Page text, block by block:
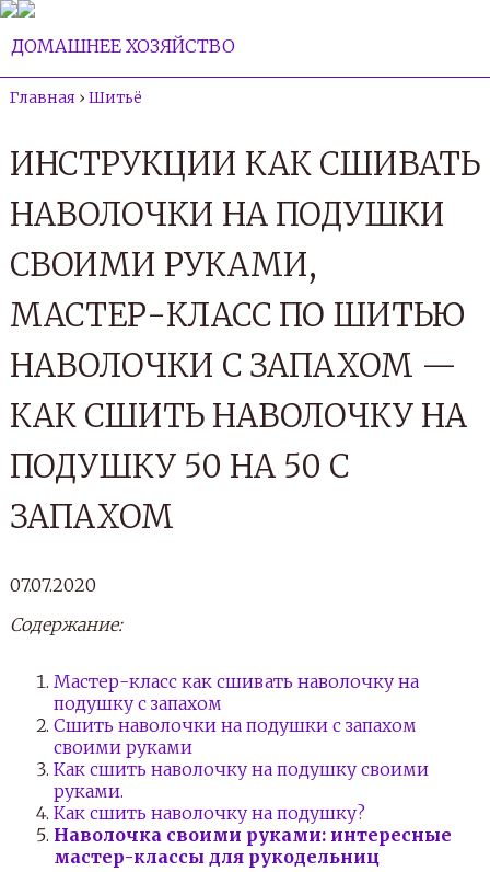
ДОМАШНЕЕ ХОЗЯЙСТВО
Главная › Шитьё
ИНСТРУКЦИИ КАК СШИВАТЬ
НАВОЛОЧКИ НА ПОДУШКИ
СВОИМИ РУКАМИ,
МАСТЕР-КЛАСС ПО ШИТЬЮ
НАВОЛОЧКИ С ЗАПАХОМ —
КАК СШИТЬ НАВОЛОЧКУ НА
ПОДУШКУ 50 НА 50 С
ЗАПАХОМ
07.07.2020
Содержание:
Мастер-класс как сшивать наволочку на
подушку с запахом
Сшить наволочки на подушки с запахом
своими руками
Как сшить наволочку на подушку своими
руками.
Как сшить наволочку на подушку?
Наволочка своими руками: интересные
мастер-классы для рукодельниц